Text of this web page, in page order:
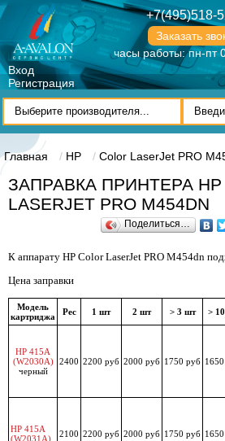
+7(495)518-
Заказать
часы работы: пн-пт
Вход
Регистрация
Главная HP Color LaserJet PRO
ЗАПРАВКА ПРИНТЕРА HP
LASERJET PRO M454DN
Поделиться…
К аппарату HP Color LaserJet PRO M454dn
Цена заправки
Модель
картриджа
Рес 1 шт 2 шт > 3 шт >
HP 415A
(W2030A)
черный
2400 2200 руб 2000 руб 1750 руб
HP 415A
(W2031A)
2100 2200 руб 2000 руб 1750 руб